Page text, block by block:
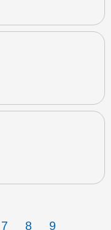
7 8 9